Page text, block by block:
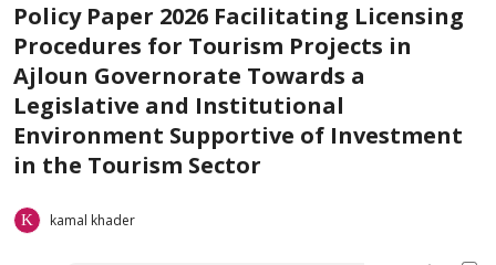
Policy Paper 2026 Facilitating Licensing
Procedures for Tourism Projects in
Ajloun Governorate Towards a
Legislative and Institutional
Environment Supportive of Investment
in the Tourism Sector
kamal khader